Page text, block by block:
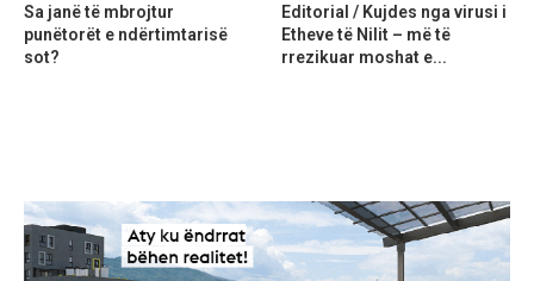
Sa janë të mbrojtur
punëtorët e ndërtimtarisë
sot?
Editorial / Kujdes nga virusi i
Etheve të Nilit – më të
rrezikuar moshat e...